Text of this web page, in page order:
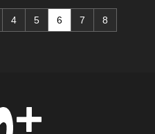
4 5 6(current)
7 8